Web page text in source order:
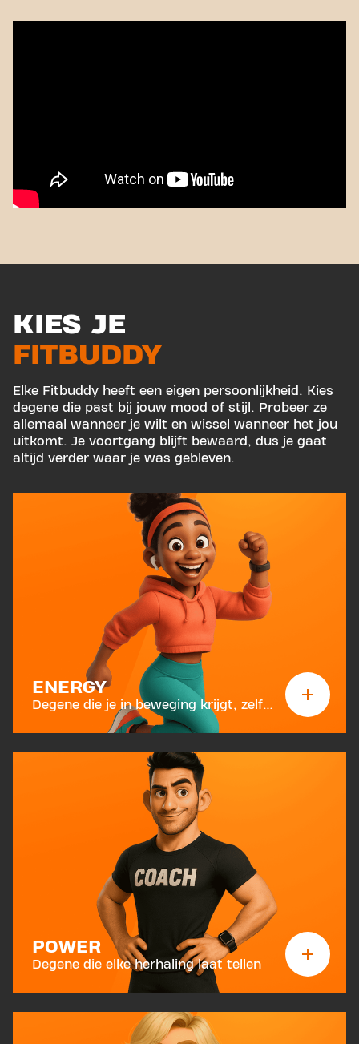
KIES JE
FITBUDDY
Elke Fitbuddy heeft een eigen persoonlijkheid. Kies
degene die past bij jouw mood of stijl. Probeer ze
allemaal wanneer je wilt en wissel wanneer het jou
uitkomt. Je voortgang blijft bewaard, dus je gaat
altijd verder waar je was gebleven.
ENERGY
Degene die je in beweging krijgt, zelfs als je geen zin hebt
POWER
Degene die elke herhaling laat tellen